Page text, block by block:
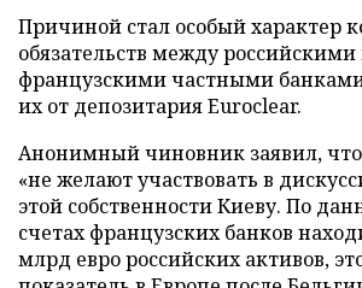
Причиной стал особый характер
обязательств между
французскими частными
их от депозитария Euroclear.
Анонимный чиновник заявил,
«не желают участвовать в
этой собственности Киеву. По
счетах французских банков
млрд евро российских активов,